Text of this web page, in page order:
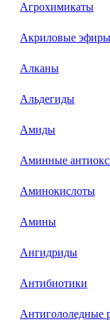
Агрохимикаты
Акриловые эфиры
Алканы
Альдегиды
Амиды
Аминные
Аминокислоты
Амины
Ангидриды
Антибиотики
Антигололедные